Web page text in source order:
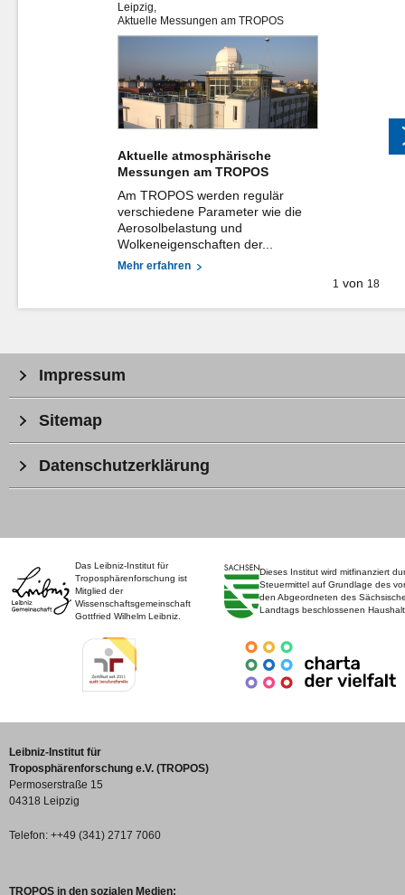
Leipzig,
Aktuelle Messungen am TROPOS
Aktuelle atmosphärische
Messungen am TROPOS
Am TROPOS werden regulär
verschiedene Parameter wie die
Aerosolbelastung und
Wolkeneigenschaften der...
Mehr erfahren
1 von 18
Das Leibniz-Institut für
Troposphärenforschung ist
Mitglied der
Wissenschaftsgemeinschaft
Gottfried Wilhelm Leibniz.
Dieses Institut wird mitfinanziert
Steuermittel auf Grundlage des
den Abgeordneten des
Landtags beschlossenen
Impressum
Sitemap
Datenschutzerklärung
Leibniz-Institut für
Troposphärenforschung e.V. (TROPOS)
Permoserstraße 15
04318 Leipzig
Telefon: ++49 (341) 2717 7060
TROPOS in den sozialen Medien: